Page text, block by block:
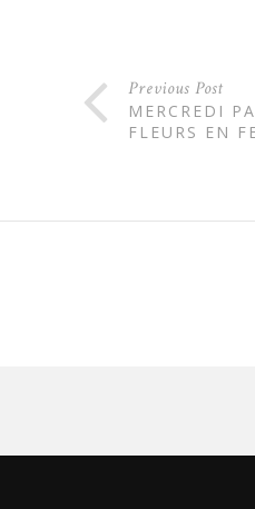
Previous Post
MERCREDI
FLEURS EN